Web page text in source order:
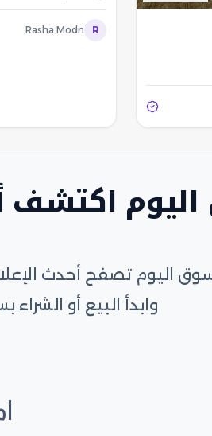
R
Rasha Modn
اكتشف
اليوم تصفح أحدث
وابدأ البيع أو